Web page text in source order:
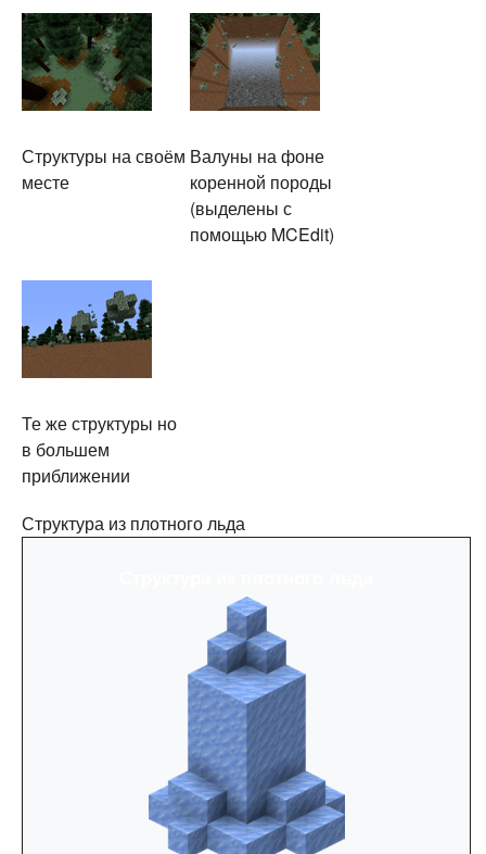
Структуры на своём
месте
Валуны на фоне
коренной породы
(выделены с
помощью MCEdit)
Те же структуры но
в большем
приближении
Структура из плотного льда